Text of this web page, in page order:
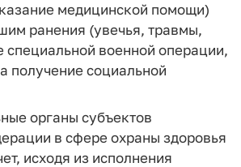
медицинской помощи)
ранения (увечья, травмы,
специальной военной операции,
получение социальной
органы субъектов
в сфере охраны здоровья
исходя из исполнения